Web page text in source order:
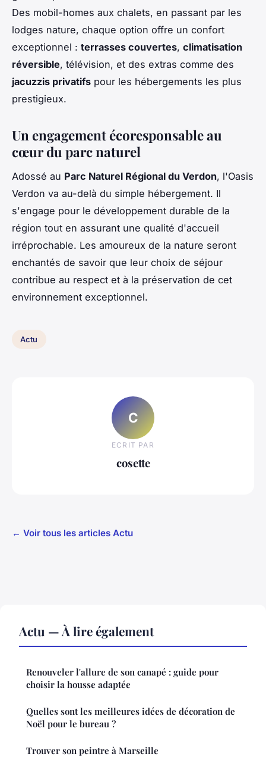
Des mobil-homes aux chalets, en passant par les
lodges nature, chaque option offre un confort
exceptionnel : terrasses couvertes, climatisation
réversible, télévision, et des extras comme des
jacuzzis privatifs pour les hébergements les plus
prestigieux.
Un engagement écoresponsable au
cœur du parc naturel
Adossé au Parc Naturel Régional du Verdon, l'Oasis
Verdon va au-delà du simple hébergement. Il
s'engage pour le développement durable de la
région tout en assurant une qualité d'accueil
irréprochable. Les amoureux de la nature seront
enchantés de savoir que leur choix de séjour
contribue au respect et à la préservation de cet
environnement exceptionnel.
Actu
C
ECRIT PAR
cosette
← Voir tous les articles Actu
Actu — À lire également
Renouveler l'allure de son canapé : guide pour
choisir la housse adaptée
Quelles sont les meilleures idées de décoration de
Noël pour le bureau ?
Trouver son peintre à Marseille